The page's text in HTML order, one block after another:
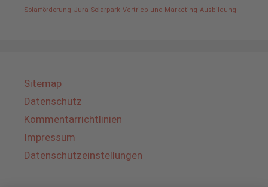
Solarförderung Jura Solarpark Vertrieb und Marketing Ausbildung
Sitemap
Datenschutz
Kommentarrichtlinien
Impressum
Datenschutzeinstellungen